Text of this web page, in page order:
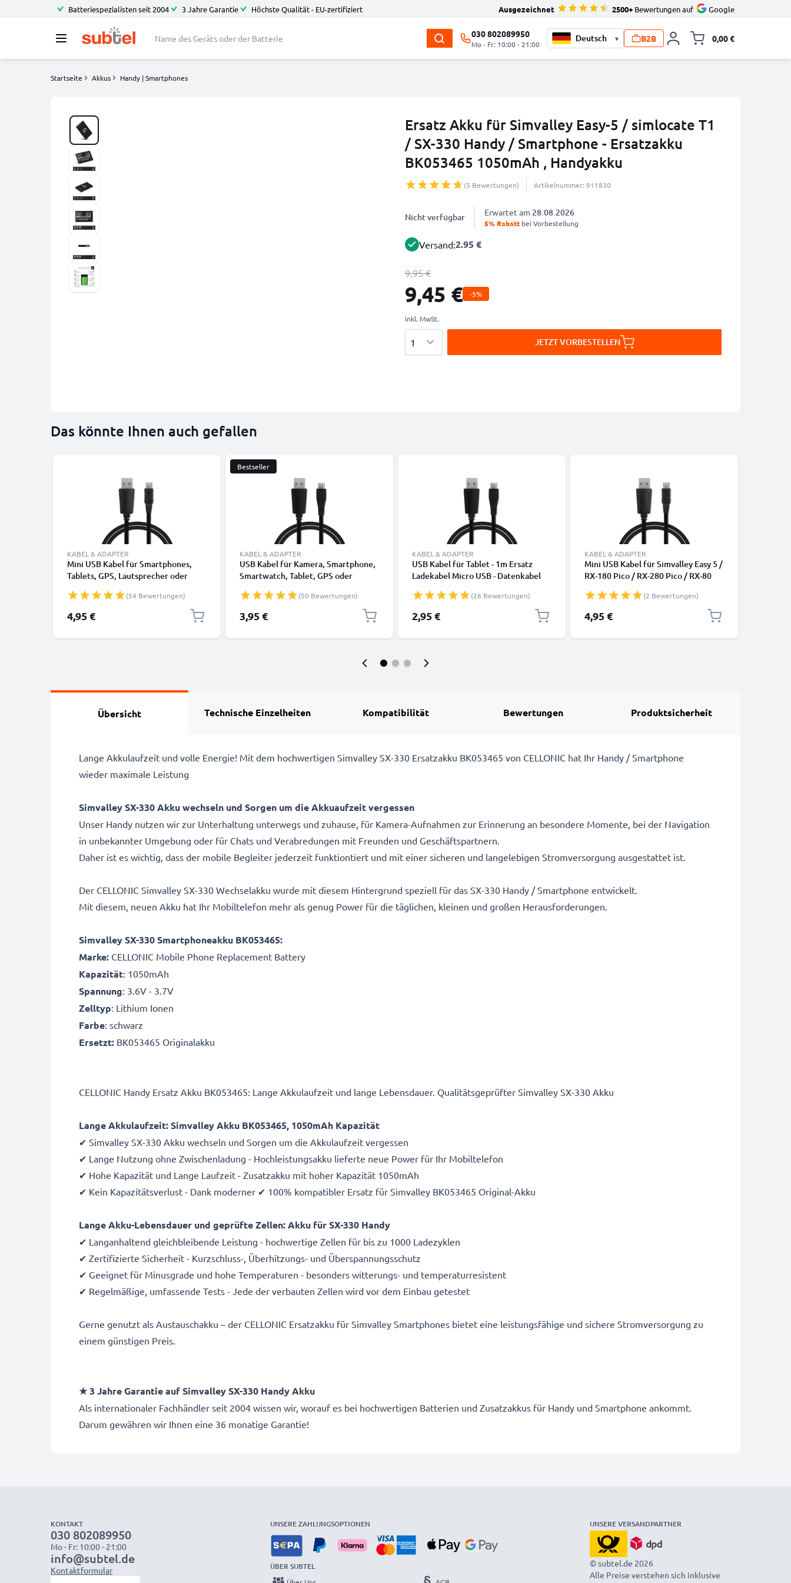
Batteriespezialisten seit 2004 3 Jahre Garantie Höchste Qualität - EU-zertifiziert Ausgezeichnet 2500+ Bewertungen auf Google
030 802089950
Mo - Fr: 10:00 - 21:00
▾ B2B 0,00 €
Startseite Akkus Handy | Smartphones
Ersatz Akku für Simvalley Easy-5 / simlocate T1
/ SX-330 Handy / Smartphone - Ersatzakku
BK053465 1050mAh , Handyakku
(5 Bewertungen) Artikelnummer: 911830
Nicht verfügbar Erwartet am 28.08.2026
5% Rabatt bei Vorbestellung
Versand:2.95 €
9,95 €
9,45 € -5%
inkl. MwSt.
JETZT VORBESTELLEN
Das könnte Ihnen auch gefallen
KABEL & ADAPTER
Mini USB Kabel für Smartphones,
Tablets, GPS, Lautsprecher oder
Datenkabel 1m 1A PVC schwarz
(54 Bewertungen)
4,95 €
Bestseller
KABEL & ADAPTER
USB Kabel für Kamera, Smartphone,
Smartwatch, Tablet, GPS oder
Datenkabel schwarz(50 Bewertungen)
3,95 €
KABEL & ADAPTER
USB Kabel für Tablet - 1m Ersatz
Ladekabel Micro USB - Datenkabel
(26 Bewertungen)
2,95 €
KABEL & ADAPTER
Mini USB Kabel für Simvalley Easy 5 /
RX-180 Pico / RX-280 Pico / RX-80
Ladekabel - 1m 1A PVC schwarz -
Datenkabel für Smartphone
(2 Bewertungen)
4,95 €
Übersicht Technische Einzelheiten Kompatibilität Bewertungen Produktsicherheit
Lange Akkulaufzeit und volle Energie! Mit dem hochwertigen Simvalley SX-330 Ersatzakku BK053465 von CELLONIC hat Ihr Handy / Smartphone
wieder maximale Leistung
Simvalley SX-330 Akku wechseln und Sorgen um die Akkuaufzeit vergessen
Unser Handy nutzen wir zur Unterhaltung unterwegs und zuhause, für Kamera-Aufnahmen zur Erinnerung an besondere Momente, bei der Navigation
in unbekannter Umgebung oder für Chats und Verabredungen mit Freunden und Geschäftspartnern.
Daher ist es wichtig, dass der mobile Begleiter jederzeit funktiontiert und mit einer sicheren und langelebigen Stromversorgung ausgestattet ist.
Der CELLONIC Simvalley SX-330 Wechselakku wurde mit diesem Hintergrund speziell für das SX-330 Handy / Smartphone entwickelt.
Mit diesem, neuen Akku hat Ihr Mobiltelefon mehr als genug Power für die täglichen, kleinen und großen Herausforderungen.
Simvalley SX-330 Smartphoneakku BK053465:
Marke: CELLONIC Mobile Phone Replacement Battery
Kapazität: 1050mAh
Spannung: 3.6V - 3.7V
Zelltyp: Lithium Ionen
Farbe: schwarz
Ersetzt: BK053465 Originalakku
CELLONIC Handy Ersatz Akku BK053465: Lange Akkulaufzeit und lange Lebensdauer. Qualitätsgeprüfter Simvalley SX-330 Akku
Lange Akkulaufzeit: Simvalley Akku BK053465, 1050mAh Kapazität
✔ Simvalley SX-330 Akku wechseln und Sorgen um die Akkulaufzeit vergessen
✔ Lange Nutzung ohne Zwischenladung - Hochleistungsakku lieferte neue Power für Ihr Mobiltelefon
✔ Hohe Kapazität und Lange Laufzeit - Zusatzakku mit hoher Kapazität 1050mAh
✔ Kein Kapazitätsverlust - Dank moderner ✔ 100% kompatibler Ersatz für Simvalley BK053465 Original-Akku
Lange Akku-Lebensdauer und geprüfte Zellen: Akku für SX-330 Handy
✔ Langanhaltend gleichbleibende Leistung - hochwertige Zellen für bis zu 1000 Ladezyklen
✔ Zertifizierte Sicherheit - Kurzschluss-, Überhitzungs- und Überspannungsschutz
✔ Geeignet für Minusgrade und hohe Temperaturen - besonders witterungs- und temperaturresistent
✔ Regelmäßige, umfassende Tests - Jede der verbauten Zellen wird vor dem Einbau getestet
Gerne genutzt als Austauschakku – der CELLONIC Ersatzakku für Simvalley Smartphones bietet eine leistungsfähige und sichere Stromversorgung zu
einem günstigen Preis.
★ 3 Jahre Garantie auf Simvalley SX-330 Handy Akku
Als internationaler Fachhändler seit 2004 wissen wir, worauf es bei hochwertigen Batterien und Zusatzakkus für Handy und Smartphone ankommt.
Darum gewähren wir Ihnen eine 36 monatige Garantie!
KONTAKT
030 802089950
Mo - Fr: 10:00 - 21:00
info@subtel.de
Kontaktformular
UNSERE ZAHLUNGSOPTIONEN
ÜBER SUBTEL
UNSERE VERSANDPARTNER
© subtel.de 2026
Alle Preise verstehen sich inklusive